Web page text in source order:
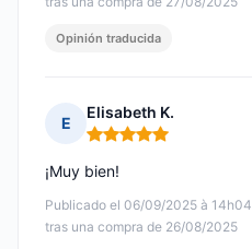
Opinión traducida
E
Elisabeth K.
Nota: 5 de 5
Publicado el 06/09/2025 à 14h04
tras una compra de 26/08/2025
¡Muy bien!